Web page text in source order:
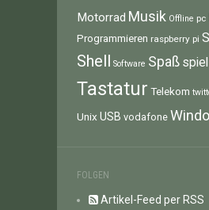
Motorrad Musik Offline pc
Programmieren raspberry pi
Shell Software Spaß spiel
Tastatur Telekom
Unix USB vodafone
FOLGEN
Artikel-Feed per RSS